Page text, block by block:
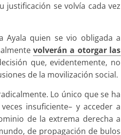
justificación se volvía cada vez
Ayala quien se vio obligada a
volverán a otorgar las
que, evidentemente, no
de la movilización social.
Lo único que se ha
insuficiente– y acceder a
de la extrema derecha a
de propagación de bulos